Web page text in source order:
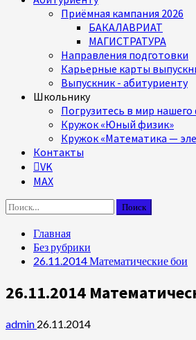
Приёмная кампания 2026
БАКАЛАВРИАТ
МАГИСТРАТУРА
Направления подготовки
Карьерные карты
Выпускник - абитуриенту
Школьнику
Погрузитесь в мир нашего
Кружок «Юный физик»
Кружок «Математика —
Контакты
VK
MAX
Найти:
Главная
Без рубрики
26.11.2014 Математические бои
26.11.2014
admin 26.11.2014